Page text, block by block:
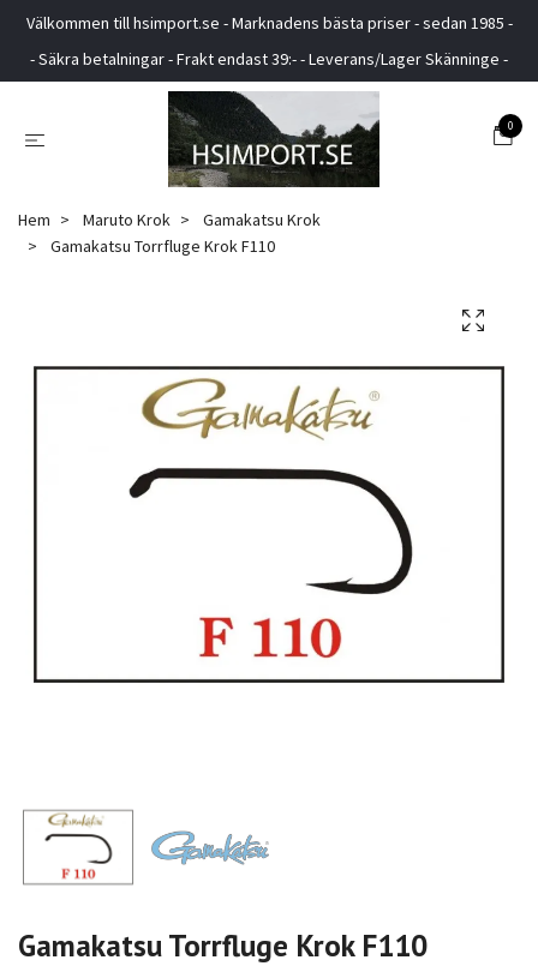
Välkommen till hsimport.se - Marknadens bästa priser - sedan 1985 -
- Säkra betalningar - Frakt endast 39:- - Leverans/Lager Skänninge -
0
Hem Maruto Krok
Gamakatsu Krok
Gamakatsu Torrfluge Krok F110
Gamakatsu Torrfluge Krok F110